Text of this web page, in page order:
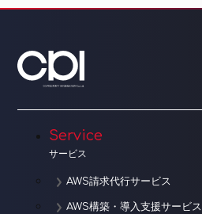
ビ
ゲ
ー
シ
ョ Service
サービス
AWS請求代行サービス
AWS構築・導入支援サービス